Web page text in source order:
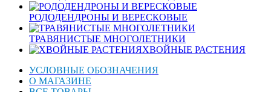
РОДОДЕНДРОНЫ И ВЕРЕСКОВЫЕ
ТРАВЯНИСТЫЕ МНОГОЛЕТНИКИ
ХВОЙНЫЕ РАСТЕНИЯ
УСЛОВНЫЕ ОБОЗНАЧЕНИЯ
О МАГАЗИНЕ